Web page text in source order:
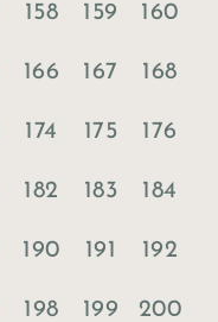
158 159 160
166 167 168
174 175 176
182 183 184
190 191 192
198 199 200